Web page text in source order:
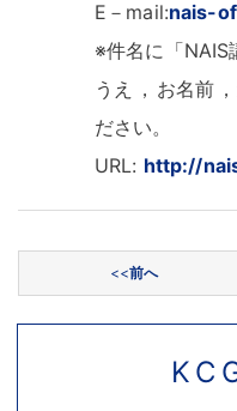
E－mail:nais-
※件名に「NAIS
うえ
， お名前 ，
ださい。
URL: http://
<<前へ